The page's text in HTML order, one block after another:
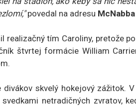
povedal na adresu McNabba
realizačný tím Caroliny, pretože
štvrtej formácie William
divákov skvelý hokejový zážitok.
netradičných zvratov,